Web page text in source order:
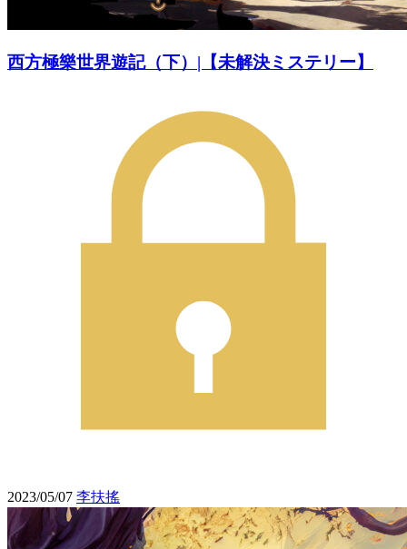
西方極樂世界遊記（下）|【未解決ミステリー】
2023/05/07 李扶搖